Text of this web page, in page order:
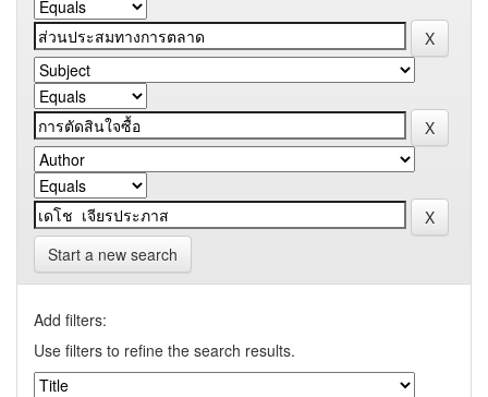
Start a new search
Add filters:
Use filters to refine the search results.